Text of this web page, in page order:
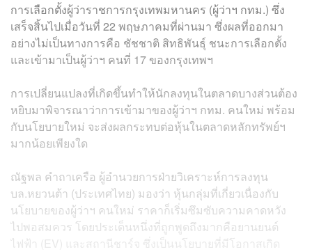
การเลือกตั้งผู้ว่าราชการกรุงเทพมหานคร (ผู้ว่าฯ กทม.) ซึ่ง
เสร็จสิ้นไปเมื่อวันที่ 22 พฤษภาคมที่ผ่านมา ซึ่งผลที่ออกมา
อย่างไม่เป็นทางการคือ ชัชชาติ สิทธิพันธุ์ ชนะการเลือกตั้ง
และเข้ามาเป็นผู้ว่าฯ คนที่ 17 ของกรุงเทพฯ
การเปลี่ยนแปลงที่เกิดขึ้นทำให้นักลงทุนในตลาดบางส่วนต้อง
หยิบมาพิจารณาว่าการเข้ามาของผู้ว่าฯ กทม. คนใหม่ พร้อม
กับนโยบายใหม่ จะส่งผลกระทบต่อหุ้นในตลาดหลักทรัพย์ฯ
มากน้อยเพียงใด
ณัฐพล คำถาเครือ ผู้อำนวยการฝ่ายวิเคราะห์การลงทุน
บล.หยวนต้า (ประเทศไทย) มองว่า หุ้นกลุ่มที่เกี่ยวเนื่องกับ
นโยบายของผู้ว่าฯ คนใหม่ ราคาก็เริ่มซึมซับความคาดหวัง
ไปพอสมควร โดยประเด็นหนึ่งที่ถูกพูดถึงมากคือยานยนต์
ไฟฟ้า (EV) และสถานีชาร์จ ซึ่งเป็นนโยบายที่มีโอกาสเกิด